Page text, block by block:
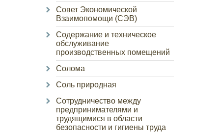
Совет Экономической
Взаимопомощи (СЭВ)
Содержание и техническое
обслуживание
производственных помещений
Солома
Соль природная
Сотрудничество между
предпринимателями и
трудящимися в области
безопасности и гигиены труда